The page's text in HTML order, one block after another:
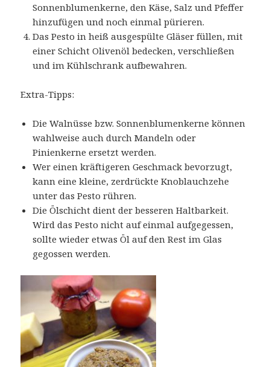
Sonnenblumenkerne, den Käse, Salz und Pfeffer
hinzufügen und noch einmal pürieren.
Das Pesto in heiß ausgespülte Gläser füllen, mit
einer Schicht Olivenöl bedecken, verschließen
und im Kühlschrank aufbewahren.
Extra-Tipps:
Die Walnüsse bzw. Sonnenblumenkerne können
wahlweise auch durch Mandeln oder
Pinienkerne ersetzt werden.
Wer einen kräftigeren Geschmack bevorzugt,
kann eine kleine, zerdrückte Knoblauchzehe
unter das Pesto rühren.
Die Ölschicht dient der besseren Haltbarkeit.
Wird das Pesto nicht auf einmal aufgegessen,
sollte wieder etwas Öl auf den Rest im Glas
gegossen werden.